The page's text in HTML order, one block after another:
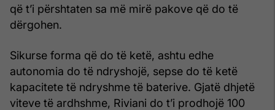
që t’i përshtaten sa më mirë pakove që do të
dërgohen.
Sikurse forma që do të ketë, ashtu edhe
autonomia do të ndryshojë, sepse do të ketë
kapacitete të ndryshme të baterive. Gjatë dhjetë
viteve të ardhshme, Riviani do t’i prodhojë 100